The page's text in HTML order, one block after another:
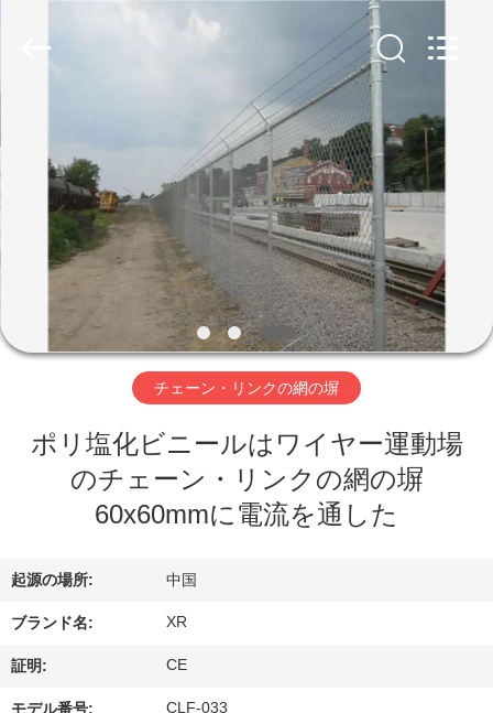
プ
ロ
ク
つ
い
て
PING
MESH
CO.,LTD.
チェーン・リンクの網の塀
ポリ塩化ビニールはワイヤー運動場
のチェーン・リンクの網の塀
60x60mmに電流を通した
起源の場所: 中国
ブランド名: XR
証明: CE
モデル番号: CLF-033